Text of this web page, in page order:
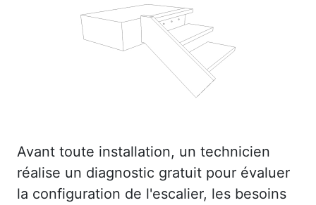
Avant toute installation, un technicien
réalise un diagnostic gratuit pour évaluer
la configuration de l'escalier, les besoins